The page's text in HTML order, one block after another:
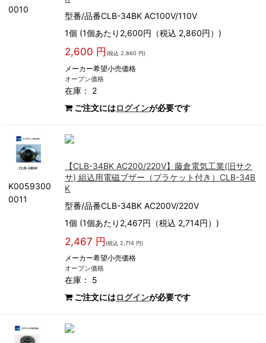
0010
型番/品番CLB-34BK AC100V/110V
1個 (1個あたり2,600円（税込 2,860円）)
2,600 円 (税込 2,860 円)
メーカー希望小売価格
オープン価格
在庫： 2
ご注文にはログインが必要です
K0059300
0011
【CLB-34BK AC200/220V】藤倉電気工業(旧サク
サ) 組込用電磁ブザー（ブラケット付き）CLB-34B
K
型番/品番CLB-34BK AC200V/220V
1個 (1個あたり2,467円（税込 2,714円）)
2,467 円 (税込 2,714 円)
メーカー希望小売価格
オープン価格
在庫： 5
ご注文にはログインが必要です